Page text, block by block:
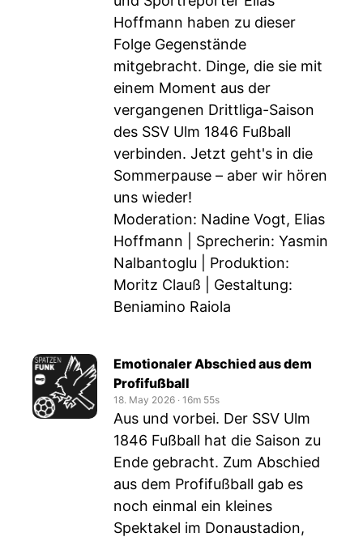
Hoffmann haben zu dieser
Folge Gegenstände
mitgebracht. Dinge, die sie mit
einem Moment aus der
vergangenen Drittliga-Saison
des SSV Ulm 1846 Fußball
verbinden. Jetzt geht's in die
Sommerpause – aber wir hören
uns wieder!
Moderation: Nadine Vogt, Elias
Hoffmann | Sprecherin: Yasmin
Nalbantoglu | Produktion:
Moritz Clauß | Gestaltung:
Beniamino Raiola
Emotionaler Abschied aus dem
Profifußball
18. May 2026 ‧ 16m 55s
Aus und vorbei. Der SSV Ulm
1846 Fußball hat die Saison zu
Ende gebracht. Zum Abschied
aus dem Profifußball gab es
noch einmal ein kleines
Spektakel im Donaustadion,